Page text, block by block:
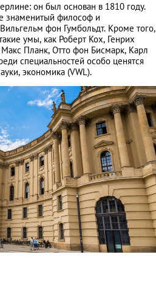
он был основан в 1810 году.
знаменитый философ и
фон Гумбольдт. Кроме того,
умы, как Роберт Кох, Генрих
Планк, Отто фон Бисмарк, Карл
специальностей особо ценятся
экономика (VWL).